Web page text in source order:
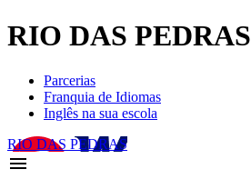
RIO DAS PEDRAS
Parcerias
Franquia de Idiomas
Inglês na sua escola
RIO DAS PEDRAS
menu